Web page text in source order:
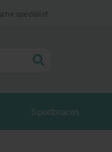
specialist
Sportbraces